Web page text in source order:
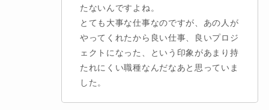
たないんですよね。
とても大事な仕事なのですが、あの人が
やってくれたから良い仕事、良いプロジ
ェクトになった、という印象があまり持
たれにくい職種なんだなあと思っていま
した。